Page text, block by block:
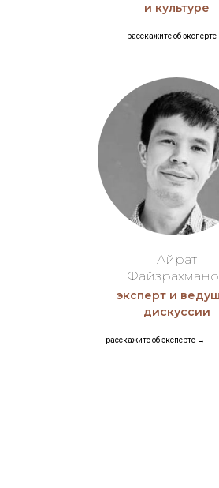
и культуре
расскажите об эксп
Айрат
эксперт и
дискуссии
расскажите об эксперте →